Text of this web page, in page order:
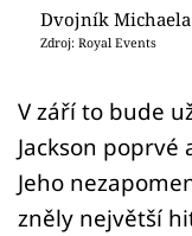
Přihlášení
Sledujte nás
Dvojník
Zdroj: Royal Events
V září to bude
Jackson
Jeho
zněly největší